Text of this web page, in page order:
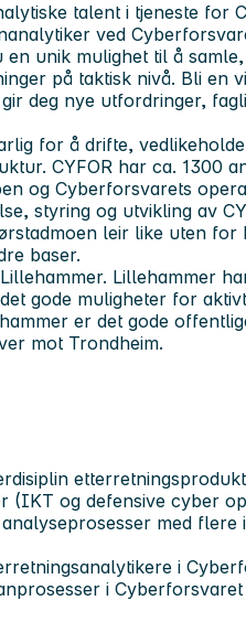
talent i tjeneste for
ved
unik mulighet til å
på taktisk nivå. Bli en
deg nye utfordringer,
for å drifte,
CYFOR har ca. 1300
og Cyberforsvarets
styring og utvikling av
leir like uten for
baser.
Lillehammer
gode muligheter for
er det gode
mot Trondheim.
(IKT og defensive cyber
med
i
i Cyberforsvaret